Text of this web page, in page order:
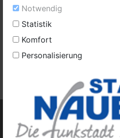
Notwendig
Statistik
Komfort
Personalisierung
Ich wohne in der Kernstadt
Ich wohne in einem Ortsteil
Ich wohne nicht in Nauen